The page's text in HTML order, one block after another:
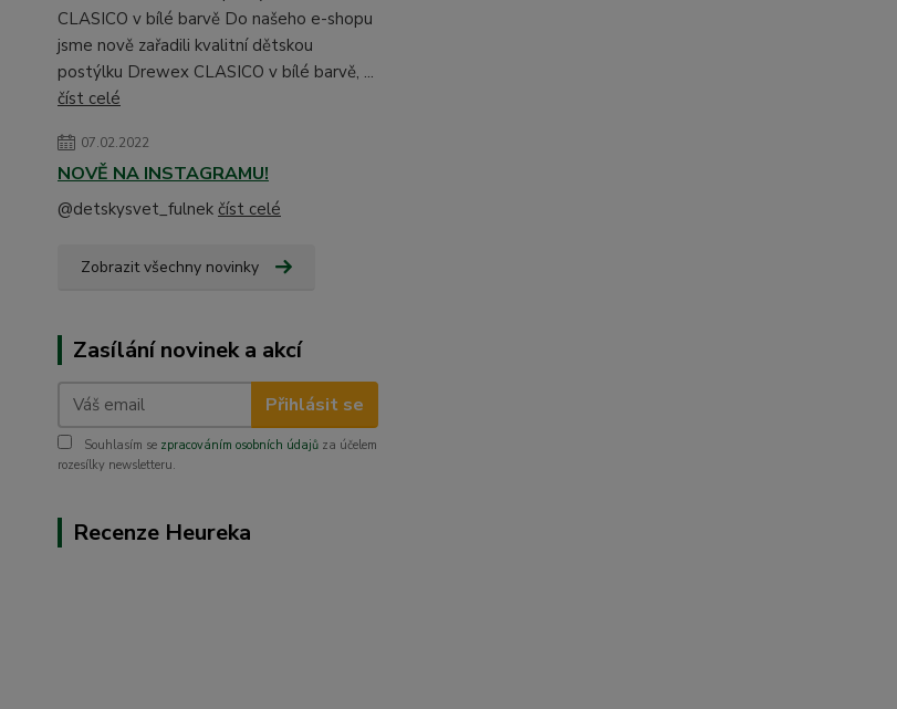
CLASICO v bílé barvě Do našeho e-shopu
jsme nově zařadili kvalitní dětskou
postýlku Drewex CLASICO v bílé barvě, ...
číst celé
07.02.2022
NOVĚ NA INSTAGRAMU!
@detskysvet_fulnek číst celé
Zobrazit všechny novinky
Zasílání novinek a akcí
Přihlásit se
Souhlasím se zpracováním osobních údajů za účelem
rozesílky newsletteru.
Recenze Heureka